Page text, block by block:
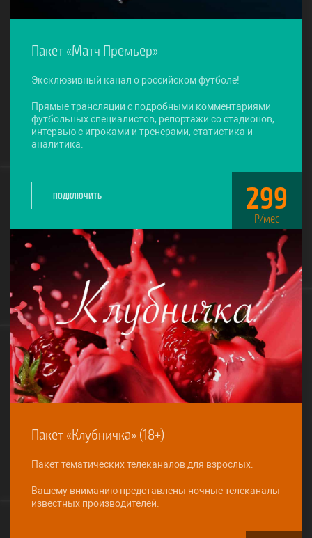
299
Пакет «Матч Премьер»
Эксклюзивный канал о российском футболе!
Прямые трансляции с подробными комментариями
футбольных специалистов, репортажи со стадионов,
интервью с игроками и тренерами, статистика и
аналитика.
ПОДКЛЮЧИТЬ
Пакет «Клубничка» (18+)
Пакет тематических телеканалов для взрослых.
Вашему вниманию представлены ночные телеканалы
известных производителей.